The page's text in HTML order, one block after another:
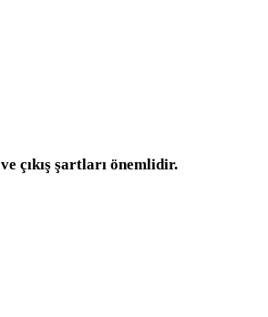
çıkış şartları önemlidir.